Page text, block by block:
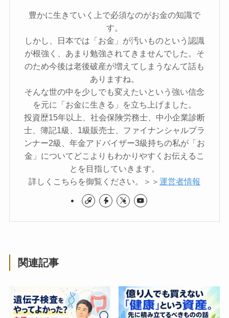
豊かに生きていく上で必須なのがお金の知識で
す。
しかし、日本では「お金」が汚いものという認識
が根強く、あまり勉強されてきませんでした。そ
のため今後は老後破産が増えてしまうなんて話も
ありますね。
そんな世の中を少しでも変えたいという強い信念
を元に「お金に生きる」を立ち上げました。
投資歴15年以上、社会保険労務士、中小企業診断
士、簿記1級、1級販売士、ファイナンシャルプラ
ンナー2級、年金アドバイザー3級持ちの私が「お
金」についてどこよりもわかりやすくお伝えるこ
とを目指していきます。
詳しくこちらを御覧ください。＞＞ 運営者情報
関連記事